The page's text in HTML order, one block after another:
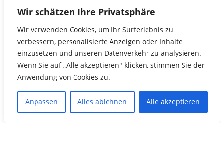
Wir schätzen Ihre Privatsphäre
Wir verwenden Cookies, um Ihr Surferlebnis zu
verbessern, personalisierte Anzeigen oder Inhalte
einzusetzen und unseren Datenverkehr zu analysieren.
Wenn Sie auf „Alle akzeptieren" klicken, stimmen Sie der
Anwendung von Cookies zu.
Anpassen Alles ablehnen Alle akzeptieren